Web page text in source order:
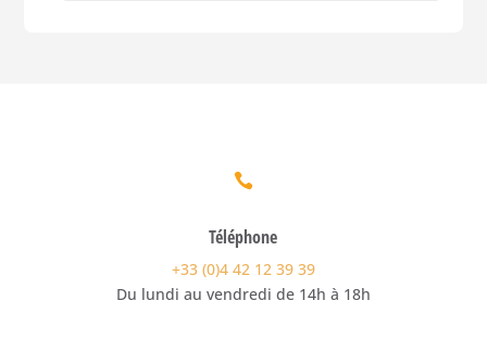

Téléphone
+33 (0)4 42 12 39 39
Du lundi au vendredi de 14h à 18h